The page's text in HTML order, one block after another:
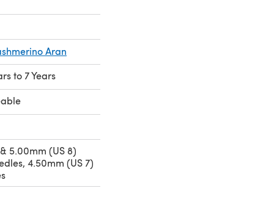
Aran
to 7 Years
5.00mm (US 8)
4.50mm (US 7)